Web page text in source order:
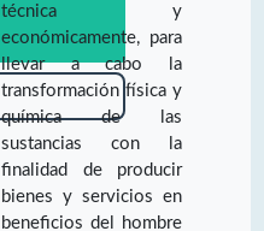
técnica y
económicamente, para
llevar a cabo la
transformación física y
química de las
sustancias con la
finalidad de producir
bienes y servicios en
beneficios del hombre